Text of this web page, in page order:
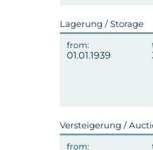
Lagerung / Storage
01.01.1939
Versteigerung /